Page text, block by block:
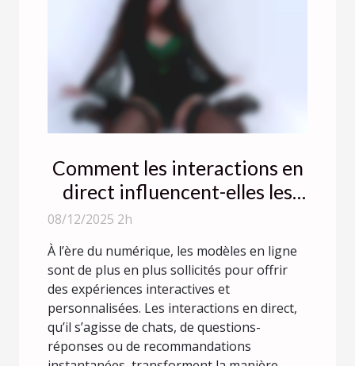
Comment les interactions en
direct influencent-elles les
performances des modèles en
08/12/2025 2h
À l’ère du numérique, les modèles en ligne
sont de plus en plus sollicités pour offrir
des expériences interactives et
personnalisées. Les interactions en direct,
qu’il s’agisse de chats, de questions-
réponses ou de recommandations